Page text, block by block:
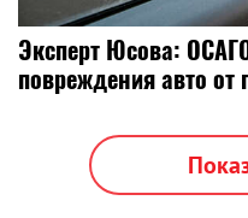
Эксперт Юсова:
повреждения авто от